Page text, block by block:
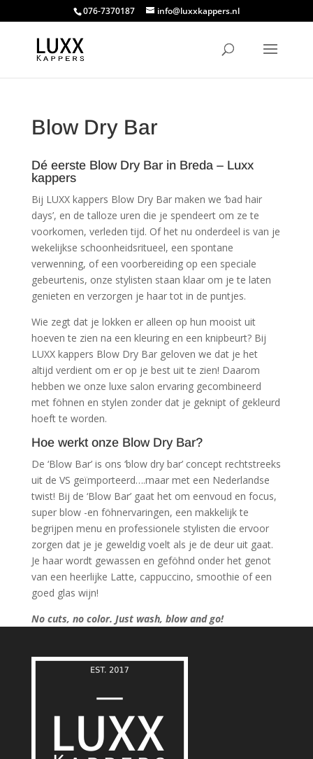
076-7370187 info@luxxkappers.nl
Blow Dry Bar
Dé eerste Blow Dry Bar in Breda – Luxx
kappers
Bij LUXX kappers Blow Dry Bar maken we ‘bad hair
days’, en de talloze uren die je spendeert om ze te
voorkomen, verleden tijd. Of het nu onderdeel is van je
wekelijkse schoonheidsritueel, een spontane
verwenning, of een voorbereiding op een speciale
gebeurtenis, onze stylisten staan klaar om je te laten
genieten en verzorgen je haar tot in de puntjes.
Wie zegt dat je lokken er alleen op hun mooist uit
hoeven te zien na een kleuring en een knipbeurt? Bij
LUXX kappers Blow Dry Bar geloven we dat je het
altijd verdient om er op je best uit te zien! Daarom
hebben we onze luxe salon ervaring gecombineerd
met föhnen en stylen zonder dat je geknipt of gekleurd
hoeft te worden.
Hoe werkt onze Blow Dry Bar?
De ‘Blow Bar’ is ons ‘blow dry bar’ concept rechtstreeks
uit de VS geïmporteerd….maar met een Nederlandse
twist! Bij de ‘Blow Bar’ gaat het om eenvoud en focus,
super blow -en föhnervaringen, een makkelijk te
begrijpen menu en professionele stylisten die ervoor
zorgen dat je je geweldig voelt als je de deur uit gaat.
Je haar wordt gewassen en geföhnd onder het genot
van een heerlijke Latte, cappuccino, smoothie of een
goed glas wijn!
No cuts, no color. Just wash, blow and go!